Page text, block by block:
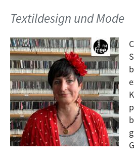
ein mit artfernen Materialien,
von real existierenden Fäden,
immer wiederkehrende Nähen
Papier zu dreidimensionalen
die Zweidimensionalität hinein
verbindet Illusion und Realität
gesellschaftlich relevanten
Gast: Dorothee Herrmann
Moderation: Michael Troost
Textildesign und Mode